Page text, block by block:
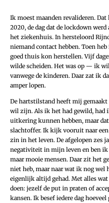
Ik moest maanden revalideren. Dat
2020, de dag dat de lockdown
het ziekenhuis. In hersteloord
niemand contact hebben. Toen
goed thuis kon herstellen. Vijf
wilde scheiden. Het was op — ik
vanwege de kinderen. Daar zat ik
amper lopen.
De hartstilstand heeft mij gemaakt
wil zijn. Als ik het had gewild, had
uitkering kunnen hebben, maar
slachtoffer. Ik kijk vooruit naar
zin in het leven. De afgelopen zes
negativiteit in mijn leven en ben ik
maar mooie mensen. Daar zit het
niet heb, maar naar wat ik nog
eigenlijk altijd gehad. Met alles
doen: jezelf de put in praten of
kansen. Ik besef iedere dag